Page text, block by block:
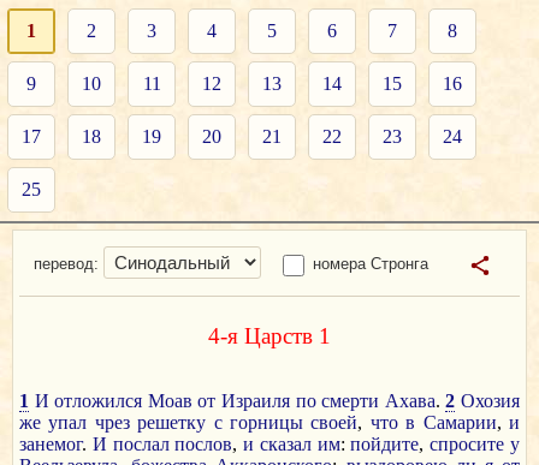
1 2 3 4 5 6 7 8
9 10 11 12 13 14 15 16
17 18 19 20 21 22 23 24
25